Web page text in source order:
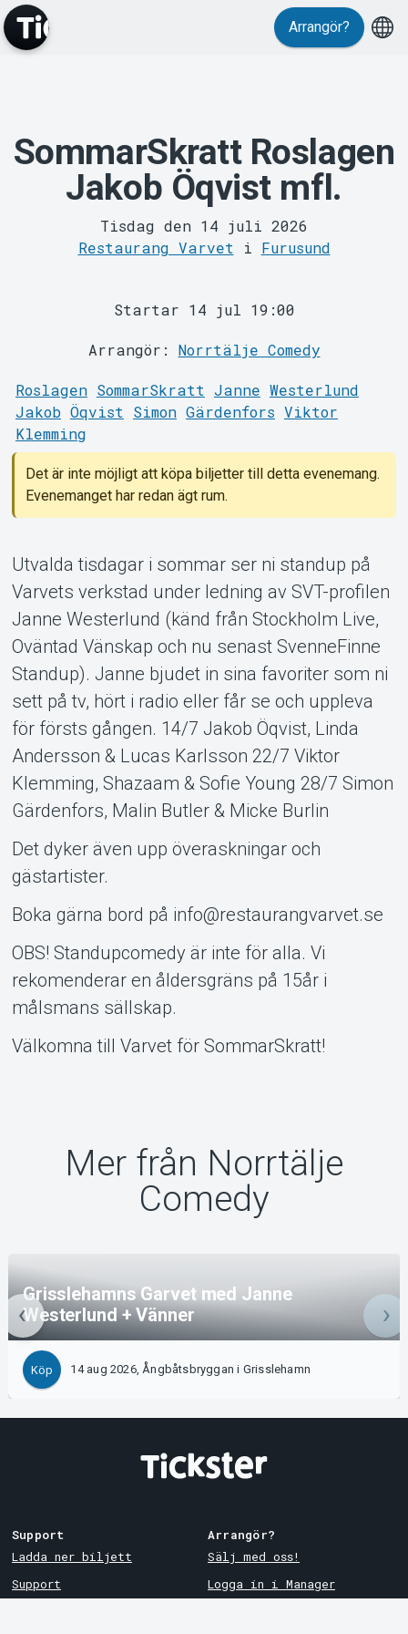
MyTickster
Support
Om Tickster
Arrangör?
SommarSkratt Roslagen
Jakob Öqvist mfl.
Tisdag den 14 juli 2026
Restaurang Varvet i Furusund
Startar 14 jul 19:00
Arrangör: Norrtälje Comedy
Roslagen SommarSkratt Janne Westerlund
Jakob Öqvist Simon Gärdenfors Viktor
Klemming
Det är inte möjligt att köpa biljetter till detta evenemang.
Evenemanget har redan ägt rum.
Utvalda tisdagar i sommar ser ni standup på
Varvets verkstad under ledning av SVT-profilen
Janne Westerlund (känd från Stockholm Live,
Oväntad Vänskap och nu senast SvenneFinne
Standup). Janne bjudet in sina favoriter som ni
sett på tv, hört i radio eller får se och uppleva
för försts gången. 14/7 Jakob Öqvist, Linda
Andersson & Lucas Karlsson 22/7 Viktor
Klemming, Shazaam & Sofie Young 28/7 Simon
Gärdenfors, Malin Butler & Micke Burlin
Det dyker även upp överaskningar och
gästartister.
Boka gärna bord på info@restaurangvarvet.se
OBS! Standupcomedy är inte för alla. Vi
rekomenderar en åldersgräns på 15år i
målsmans sällskap.
Välkomna till Varvet för SommarSkratt!
Mer från Norrtälje
Comedy
Grisslehamns Garvet med Janne
Westerlund + Vänner
Köp 14 aug 2026, Ångbåtsbryggan i Grisslehamn
Support
Ladda ner biljett
Support
Arrangör?
Sälj med oss!
Logga in i Manager